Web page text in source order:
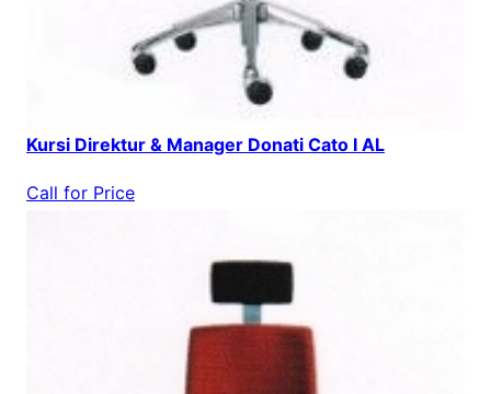
Kursi Direktur & Manager Donati Cato I AL
Call for Price